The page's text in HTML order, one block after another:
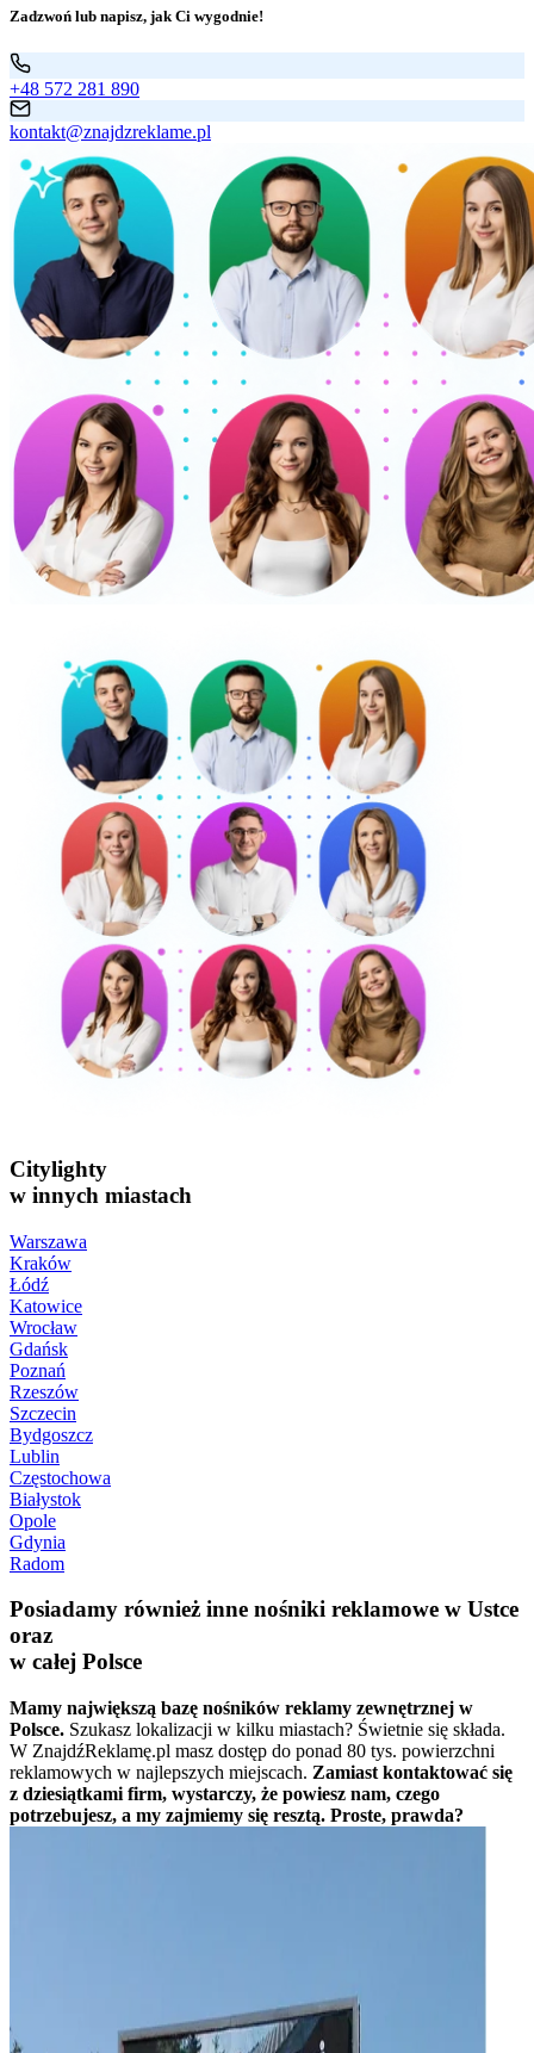
Zadzwoń lub napisz, jak Ci wygodnie!
+48 572 281 890
kontakt@znajdzreklame.pl
Citylighty
w innych miastach
Warszawa
Kraków
Łódź
Katowice
Wrocław
Gdańsk
Poznań
Rzeszów
Szczecin
Bydgoszcz
Lublin
Częstochowa
Białystok
Opole
Gdynia
Radom
Posiadamy również inne nośniki reklamowe w Ustce
oraz
w całej Polsce
Mamy największą bazę nośników reklamy zewnętrznej w
Polsce. Szukasz lokalizacji w kilku miastach? Świetnie się składa.
W ZnajdźReklamę.pl masz dostęp do ponad 80 tys. powierzchni
reklamowych w najlepszych miejscach. Zamiast kontaktować się
z dziesiątkami firm, wystarczy, że powiesz nam, czego
potrzebujesz, a my zajmiemy się resztą. Proste, prawda?